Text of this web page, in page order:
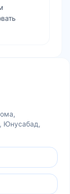
Юнусабад,